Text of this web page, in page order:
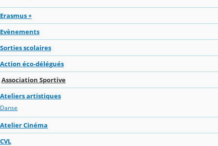
Erasmus +
Evènements
Sorties scolaires
Action éco-délégués
Association Sportive
Ateliers artistiques
Danse
Atelier Cinéma
CVL